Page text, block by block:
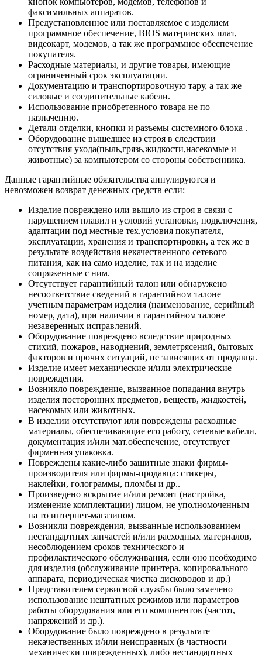
факсимильных аппаратов.
Предустановленное или поставляемое с изделием
программное обеспечение, BIOS материнских плат,
видеокарт, модемов, а так же программное обеспечение
покупателя.
Расходные материалы, и другие товары, имеющие
ограниченный срок эксплуатации.
Документацию и транспортировочную тару, а так же
силовые и соединительные кабели.
Использование приобретенного товара не по
назначению.
Детали отделки, кнопки и разъемы системного блока .
Оборудование вышедшее из строя в следствии
отсутствия ухода(пыль,грязь,жидкости,насекомые и
животные) за компьютером со стороны собственника.
Данные гарантийные обязательства аннулируются и
невозможен возврат денежных средств если:
Изделие повреждено или вышло из строя в связи с
нарушением плавил и условий установки, подключения,
адаптации под местные тех.условия покупателя,
эксплуатации, хранения и транспортировки, а тек же в
результате воздействия некачественного сетевого
питания, как на само изделие, так и на изделие
сопряженные с ним.
Отсутствует гарантийный талон или обнаружено
несоответствие сведений в гарантийном талоне
учетным параметрам изделия (наименование, серийный
номер, дата), при наличии в гарантийном талоне
незаверенных исправлений.
Оборудование повреждено вследствие природных
стихий, пожаров, наводнений, землетрясений, бытовых
факторов и прочих ситуаций, не зависящих от продавца.
Изделие имеет механические и/или электрические
повреждения.
Возникло повреждение, вызванное попадания внутрь
изделия посторонних предметов, веществ, жидкостей,
насекомых или животных.
В изделии отсутствуют или повреждены расходные
материалы, обеспечивающие его работу, сетевые кабели,
документация и/или мат.обеспечение, отсутствует
фирменная упаковка.
Повреждены какие-либо защитные знаки фирмы-
производителя или фирмы-продавца: стикеры,
наклейки, голограммы, пломбы и др..
Произведено вскрытие и/или ремонт (настройка,
изменение комплектации) лицом, не уполномоченным
на то интернет-магазином.
Возникли повреждения, вызванные использованием
нестандартных запчастей и/или расходных материалов,
несоблюдением сроков технического и
профилактического обслуживания, если оно необходимо
для изделия (обслуживание принтера, копировального
аппарата, периодическая чистка дисководов и др.)
Представителем сервисной службы было замечено
использование нештатных режимов или параметров
работы оборудования или его компонентов (частот,
напряжений и др.).
Оборудование было повреждено в результате
некачественных и/или неисправных (в частности
механически поврежденных), либо нестандартных